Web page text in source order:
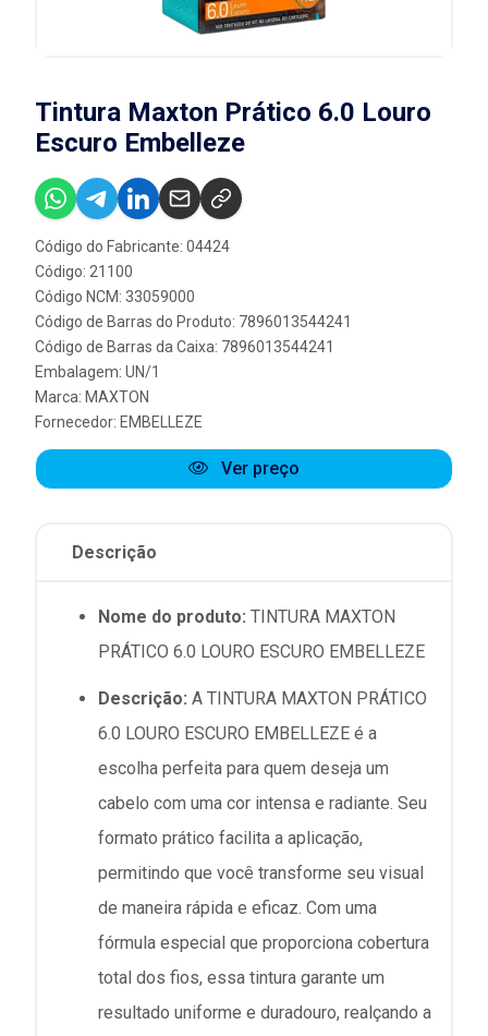
Tintura Maxton Prático 6.0 Louro
Escuro Embelleze
Código do Fabricante: 04424
Código: 21100
Código NCM: 33059000
Código de Barras do Produto: 7896013544241
Código de Barras da Caixa: 7896013544241
Embalagem: UN/1
Marca: MAXTON
Fornecedor: EMBELLEZE
Ver preço
Descrição
Nome do produto: TINTURA MAXTON
PRÁTICO 6.0 LOURO ESCURO EMBELLEZE
Descrição: A TINTURA MAXTON PRÁTICO
6.0 LOURO ESCURO EMBELLEZE é a
escolha perfeita para quem deseja um
cabelo com uma cor intensa e radiante. Seu
formato prático facilita a aplicação,
permitindo que você transforme seu visual
de maneira rápida e eficaz. Com uma
fórmula especial que proporciona cobertura
total dos fios, essa tintura garante um
resultado uniforme e duradouro, realçando a